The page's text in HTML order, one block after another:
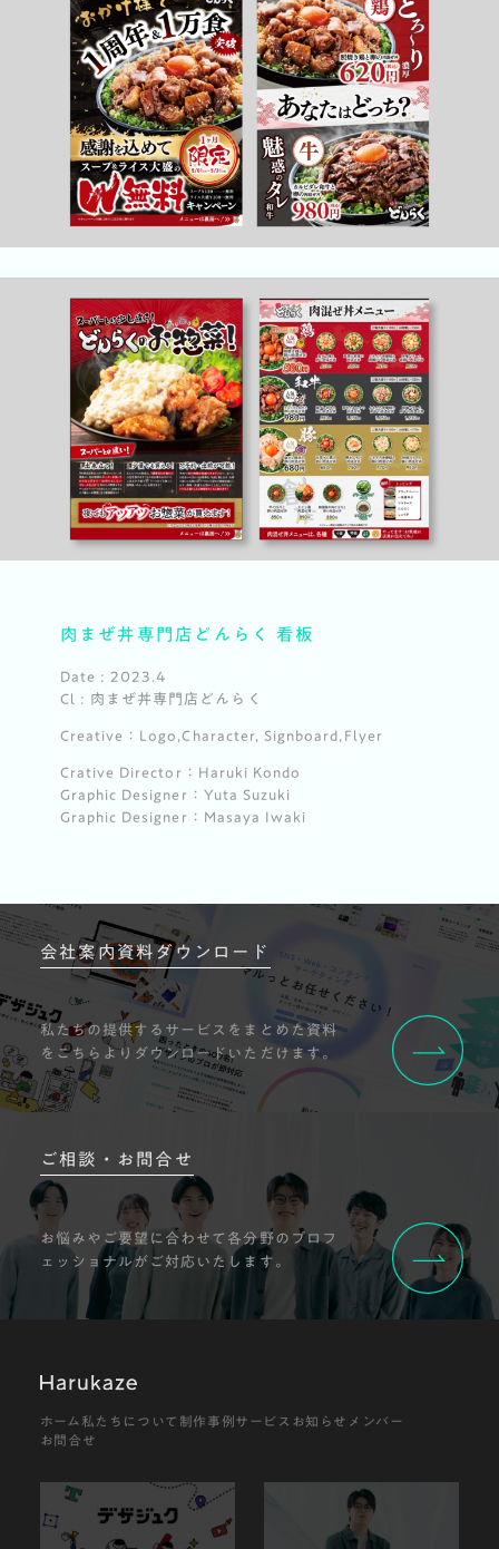
肉まぜ丼専門店どんらく 看板
Date : 2023.4
Cl : 肉まぜ丼専門店どんらく
Creative：Logo,Character, Signboard,Flyer
Crative Director：Haruki Kondo
Graphic Designer：Yuta Suzuki
Graphic Designer：Masaya Iwaki
会社案内資料ダウンロード
私たちの提供するサービスをまとめた資料
をこちらよりダウンロードいただけます。
ご相談・お問合せ
お悩みやご要望に合わせて各分野のプロフ
ェッショナルがご対応いたします。
ホーム 私たちについて 制作事例 サービス お知らせ メンバー
お問合せ